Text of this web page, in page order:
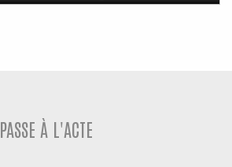
À L'ACTE